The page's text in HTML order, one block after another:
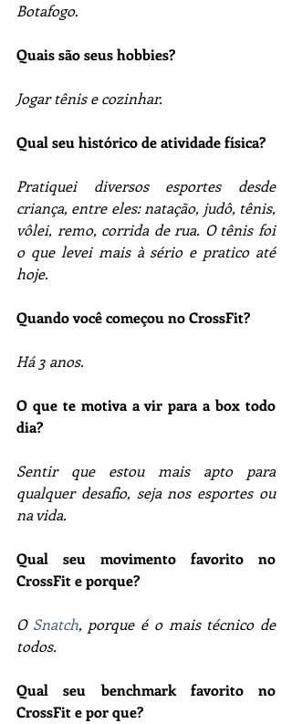
Botafogo.
Quais são seus hobbies?
Jogar tênis e cozinhar.
Qual seu histórico de atividade física?
Pratiquei diversos esportes desde
criança, entre eles: natação, judô, tênis,
vôlei, remo, corrida de rua. O tênis foi
o que levei mais à sério e pratico até
hoje.
Quando você começou no CrossFit?
Há 3 anos.
O que te motiva a vir para a box todo
dia?
Sentir que estou mais apto para
qualquer desafio, seja nos esportes ou
na vida.
Qual seu movimento favorito no
CrossFit e porque?
O Snatch, porque é o mais técnico de
todos.
Qual seu benchmark favorito no
CrossFit e por que?